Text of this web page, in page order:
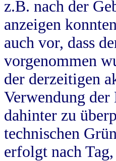
z.B. nach der
anzeigen
auch vor, dass
vorgenommen
der derzeitigen
Verwendung
dahinter zu
technischen
erfolgt nach